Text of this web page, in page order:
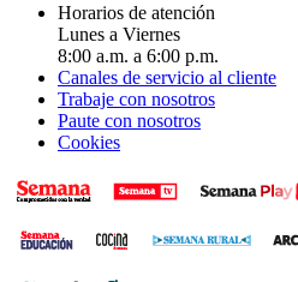
Horarios de atención
Lunes a Viernes
8:00 a.m. a 6:00 p.m.
Canales de servicio al cliente
Trabaje con nosotros
Paute con nosotros
Cookies